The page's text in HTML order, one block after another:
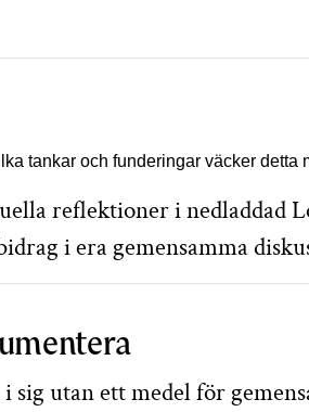
tankar och funderingar väcker detta
reflektioner i nedladdad
i era gemensamma
sig utan ett medel för